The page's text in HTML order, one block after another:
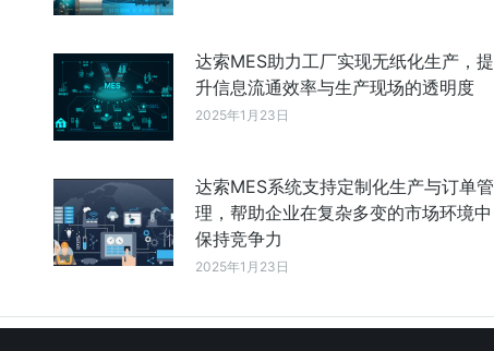
达索MES助力工厂实现无纸化生产，提
升信息流通效率与生产现场的透明度
2025年1月23日
达索MES系统支持定制化生产与订单管
理，帮助企业在复杂多变的市场环境中
保持竞争力
2025年1月23日